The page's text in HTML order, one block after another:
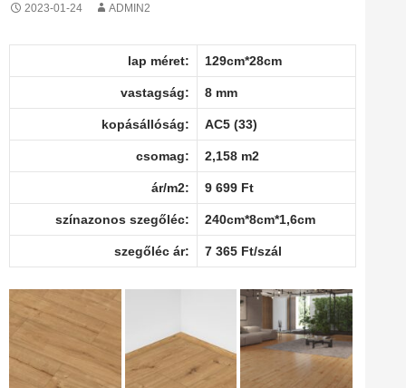
2023-01-24 ADMIN2
lap méret: 129cm*28cm
vastagság: 8 mm
kopásállóság: AC5 (33)
csomag: 2,158 m2
ár/m2: 9 699 Ft
színazonos szegőléc: 240cm*8cm*1,6cm
szegőléc ár: 7 365 Ft/szál